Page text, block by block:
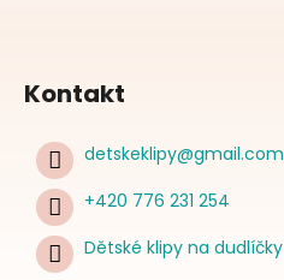
Kontakt
detskeklipy@gmail.com
+420 776 231 254
Dětské klipy na dudlíčky